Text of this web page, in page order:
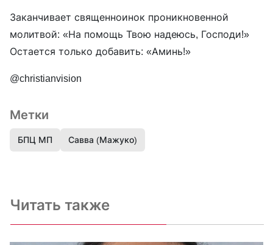
Заканчивает священноинок проникновенной
молитвой: «На помощь Твою надеюсь, Господи!»
Остается только добавить: «Аминь!»
@christianvision
Метки
БПЦ МП Савва (Мажуко)
Читать также